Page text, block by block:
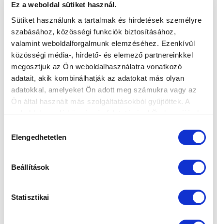
Ez a weboldal sütiket használ.
Sütiket használunk a tartalmak és hirdetések személyre
szabásához, közösségi funkciók biztosításához,
valamint weboldalforgalmunk elemzéséhez. Ezenkívül
közösségi média-, hirdető- és elemező partnereinkkel
megosztjuk az Ön weboldalhasználatra vonatkozó
adatait, akik kombinálhatják az adatokat más olyan
adatokkal, amelyeket Ön adott meg számukra vagy az
Ön által használt más szolgáltatásokból gyűjtöttek. A
weboldalon való böngészés folytatásával Ön hozzájárul a
kiválasztása
Elengedhetetlen
Beállítások
Statisztikai
CSÜTÖRTÖKÖN EGY, SZOMBATON HÁROM
BAJNOKI KÖVETKEZIK
2023-08-30 18:52:53
Felnőtt csapatunk Győrbe látogat, az akadémiai
szekció a Puskás Akadémia FC-vel találkozik.